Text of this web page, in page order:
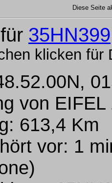
Diese Seite
35HN399
klicken für
von
613,4 Km
vor: 1